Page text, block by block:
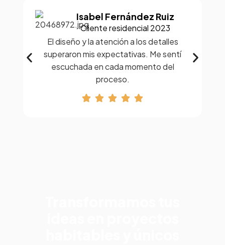
Isabel Fernández Ruiz
Cliente residencial 2023
El diseño y la atención a los detalles
superaron mis expectativas. Me sentí
escuchada en cada momento del
proceso.